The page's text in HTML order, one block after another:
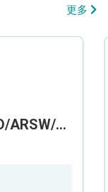
更多
助理復康服務員 (編號：RSD/ARSW/CTE)